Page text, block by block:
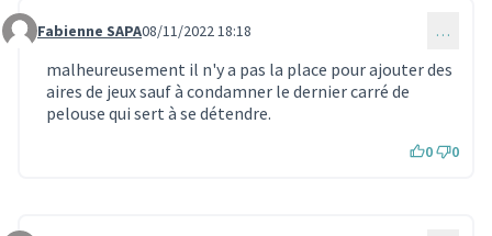
Commentaire 723
Fabienne SAPA08/11/2022 18:18 …
malheureusement il n'y a pas la place pour ajouter des
aires de jeux sauf à condamner le dernier carré de
pelouse qui sert à se détendre.
0 0